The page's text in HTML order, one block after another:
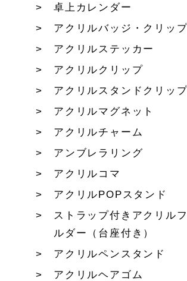
卓上カレンダー
アクリルバッジ・クリップ
アクリルステッカー
アクリルクリップ
アクリルスタンドクリップ
アクリルマグネット
アクリルチャーム
アンブレラリング
アクリルコマ
アクリルPOPスタンド
ストラップ付きアクリル
ルダー（台座付き）
アクリルペンスタンド
アクリルヘアゴム